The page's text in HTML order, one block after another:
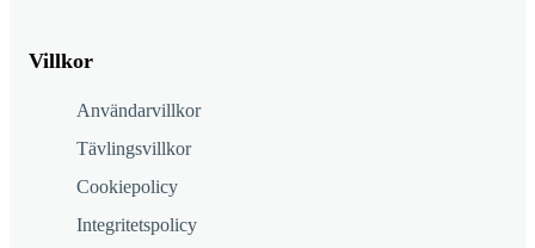
Villkor
Användarvillkor
Tävlingsvillkor
Cookiepolicy
Integritetspolicy